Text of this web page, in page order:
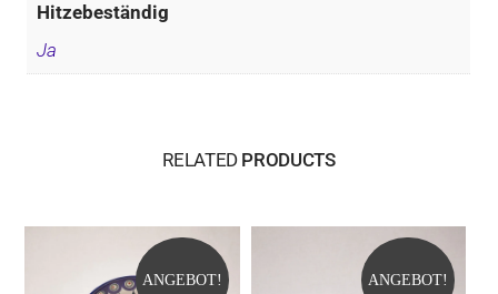
Hitzebeständig
Ja
RELATEDPRODUCTS
ANGEBOT! ANGEBOT!